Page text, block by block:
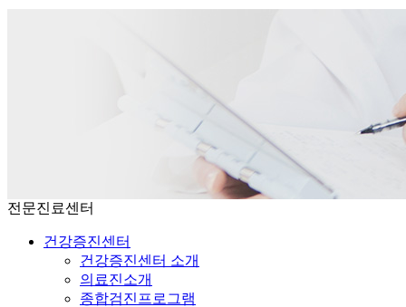
전문진료센터
건강증진센터
건강증진센터 소개
의료진소개
종합검진프로그램